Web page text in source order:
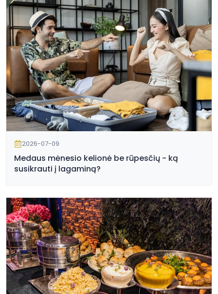
2026-07-09
Medaus mėnesio kelionė be rūpesčių - ką
susikrauti į lagaminą?